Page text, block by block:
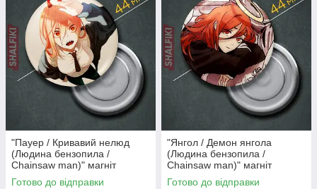
"Пауер / Кривавий нелюд
(Людина бензопила /
Chainsaw man)" магніт
круглий Ø44 мм
Готово до відправки
"Янгол / Демон янгола
(Людина бензопила /
Chainsaw man)" магніт
круглий Ø44 мм
Готово до відправки